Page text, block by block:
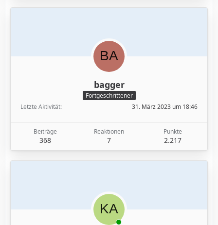
bagger
Fortgeschrittener
Letzte Aktivität
31. März 2023 um 18:46
Beiträge
368
Reaktionen
7
Punkte
2.217